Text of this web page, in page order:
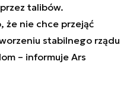
talibów.
że nie chce przejąć
stabilnego rządu
– informuje Ars